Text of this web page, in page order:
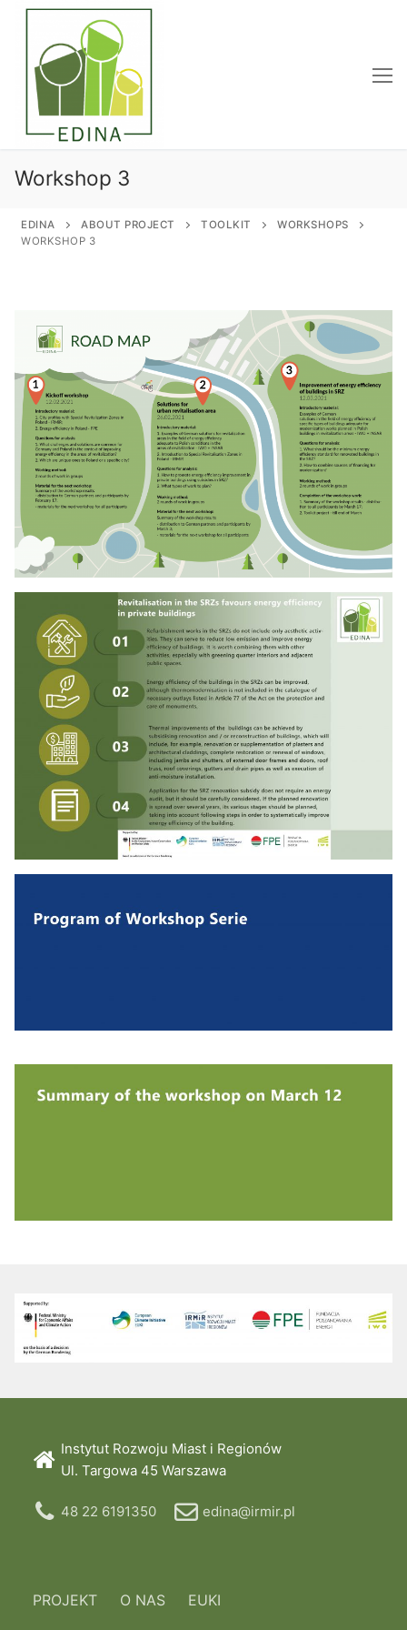
Przejdź
Workshop 3
EDINA ABOUT PROJECT TOOLKIT
WORKSHOPS
WORKSHOP 3
Instytut Rozwoju Miast i Regionów
Ul. Targowa 45 Warszawa
48 22 6191350 edina@irmir.pl
PROJEKT O NAS EUKI